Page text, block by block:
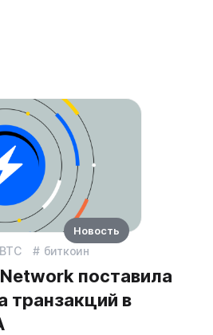
BTC биткоин
поставила
транзакций в
Новость